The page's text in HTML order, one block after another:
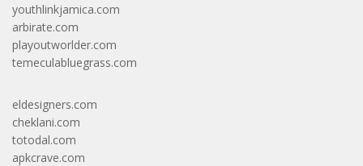
youthlinkjamica.com
arbirate.com
playoutworlder.com
temeculabluegrass.com
eldesigners.com
cheklani.com
totodal.com
apkcrave.com